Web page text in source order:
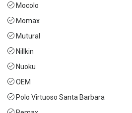
Mocolo
Momax
Mutural
Nillkin
Nuoku
OEM
Polo Virtuoso Santa Barbara